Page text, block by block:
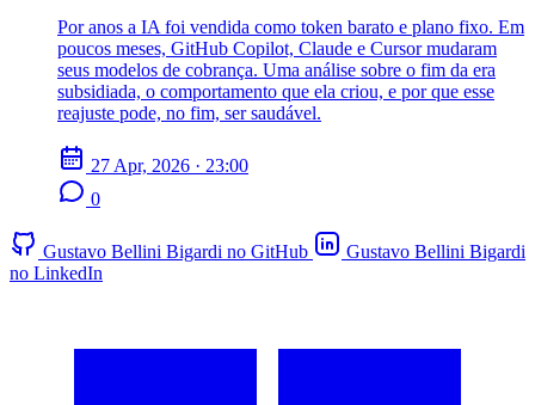
Por anos a IA foi vendida como token barato e plano fixo. Em
poucos meses, GitHub Copilot, Claude e Cursor mudaram
seus modelos de cobrança. Uma análise sobre o fim da era
subsidiada, o comportamento que ela criou, e por que esse
reajuste pode, no fim, ser saudável.
27 Apr, 2026 · 23:00
0
Gustavo Bellini Bigardi no GitHub
Gustavo Bellini Bigardi
no LinkedIn